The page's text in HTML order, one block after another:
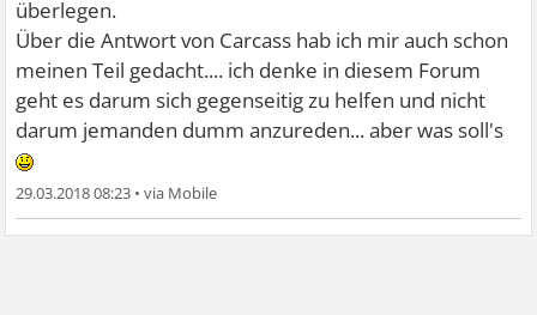
überlegen.
Über die Antwort von Carcass hab ich mir auch schon
meinen Teil gedacht.... ich denke in diesem Forum
geht es darum sich gegenseitig zu helfen und nicht
darum jemanden dumm anzureden... aber was soll's
29.03.2018 08:23 •